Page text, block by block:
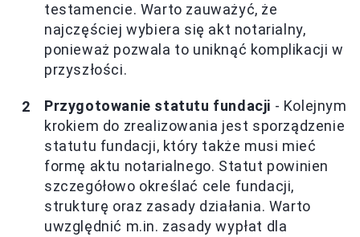
testamencie. Warto zauważyć, że
najczęściej wybiera się akt notarialny,
ponieważ pozwala to uniknąć komplikacji w
przyszłości.
Przygotowanie statutu fundacji - Kolejnym
krokiem do zrealizowania jest sporządzenie
statutu fundacji, który także musi mieć
formę aktu notarialnego. Statut powinien
szczegółowo określać cele fundacji,
strukturę oraz zasady działania. Warto
uwzględnić m.in. zasady wypłat dla